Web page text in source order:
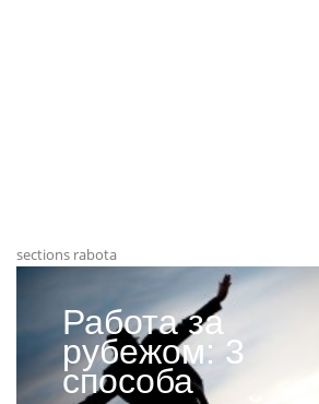
sections rabota
Работа за
рубежом: 3
способа